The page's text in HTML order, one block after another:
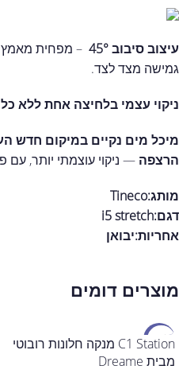
עיצוב סיבוב 45°
– מפחית מאמץ
גמישה מצד לצד.
ניקוי עצמי בלחיצה אחת ללא
מיכל מים נקיים במיקום חדש
הרצפה — ניקוי עוצמתי יותר,
מותג:Tineco
דגם:i5 stretch
אחריות:יבואן
מוצרים דומים
מבצע
C1 Station מנקה חלונות רובוטי
מבית Dreame